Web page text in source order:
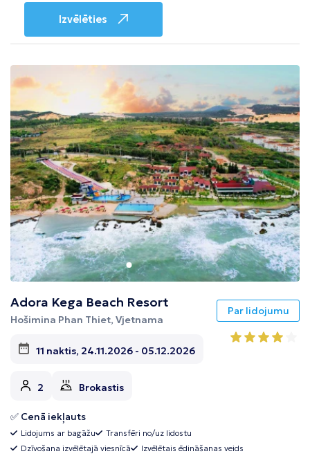
Izvēlēties
Adora Kega Beach Resort
Hošimina Phan Thiet, Vjetnama
11 naktis, 24.11.2026 - 05.12.2026
2 Brokastis
✅ Cenā iekļauts
Lidojums ar bagāžu
Transfēri no/uz lidostu
Dzīvošana izvēlētajā viesnīcā
Izvēlētais ēdināšanas veids
Par lidojumu